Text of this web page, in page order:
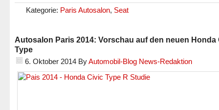
Kategorie: Paris Autosalon, Seat
Autosalon Paris 2014: Vorschau auf den neuen Honda
Type
6. Oktober 2014 ByAutomobil-Blog News-Redaktion